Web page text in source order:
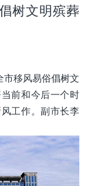
树文明殡葬
移风易俗倡树文
前和今后一个时
工作。副市长李